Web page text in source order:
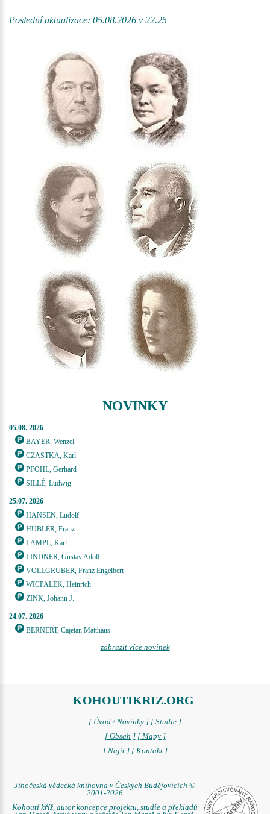
Poslední aktualizace: 05.08.2026 v 22.25
NOVINKY
05.08. 2026
BAYER, Wenzel
CZASTKA, Karl
PFOHL, Gerhard
SILLÉ, Ludwig
25.07. 2026
HANSEN, Ludolf
HÜBLER, Franz
LAMPL, Karl
LINDNER, Gustav Adolf
VOLLGRUBER, Franz Engelbert
WICPALEK, Heinrich
ZINK, Johann J.
24.07. 2026
BERNERT, Cajetan Matthäus
zobrazit více novinek
KOHOUTIKRIZ.ORG
[ Úvod / Novinky ] [ Studie ]
[ Obsah ] [ Mapy ]
[ Najít ] [ Kontakt ]
Jihočeská vědecká knihovna v Českých Budějovicích ©
2001-2026
Kohoutí kříž, autor koncepce projektu, studie a překladů